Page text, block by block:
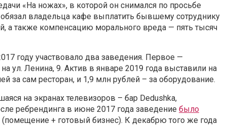
«На ножах», в которой он снимался по просьбе
владельца кафе выплатить бывшему сотруднику
а также компенсацию морального вреда — пять тысяч
году участвовало два заведения. Первое —
ул. Ленина, 9. Актив в январе 2019 года выставили на
за сам ресторан, и 1,9 млн рублей – за оборудование.
на экранах телевизоров – бар Dedushka,
ребрендинга в июне 2017 года заведение было
(помещение + готовый бизнес). К декабрю того же года